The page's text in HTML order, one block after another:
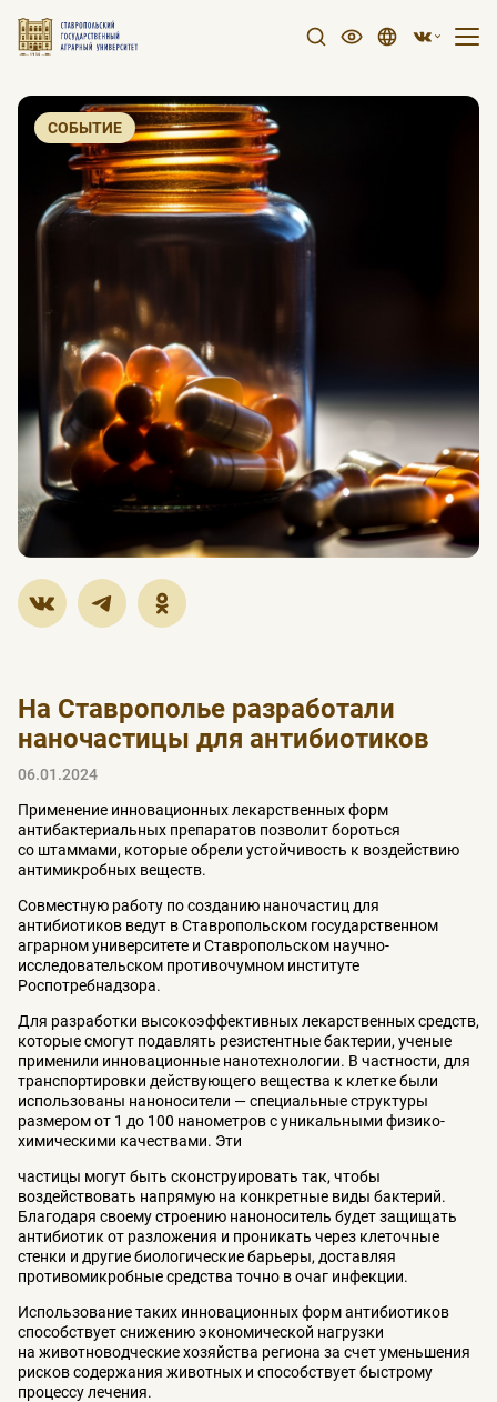
СОБЫТИЕ
На Ставрополье разработали
наночастицы для антибиотиков
06.01.2024
Применение инновационных лекарственных форм
антибактериальных препаратов позволит бороться
со штаммами, которые обрели устойчивость к воздействию
антимикробных веществ.
Совместную работу по созданию наночастиц для
антибиотиков ведут в Ставропольском государственном
аграрном университете и Ставропольском научно-
исследовательском противочумном институте
Роспотребнадзора.
Для разработки высокоэффективных лекарственных средств,
которые смогут подавлять резистентные бактерии, ученые
применили инновационные нанотехнологии. В частности, для
транспортировки действующего вещества к клетке были
использованы наноносители — специальные структуры
размером от 1 до 100 нанометров с уникальными физико-
химическими качествами. Эти
частицы могут быть сконструировать так, чтобы
воздействовать напрямую на конкретные виды бактерий.
Благодаря своему строению наноноситель будет защищать
антибиотик от разложения и проникать через клеточные
стенки и другие биологические барьеры, доставляя
противомикробные средства точно в очаг инфекции.
Использование таких инновационных форм антибиотиков
способствует снижению экономической нагрузки
на животноводческие хозяйства региона за счет уменьшения
рисков содержания животных и способствует быстрому
процессу лечения.